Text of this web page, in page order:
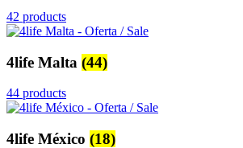
42 products
4life Malta (44)
44 products
4life México (18)